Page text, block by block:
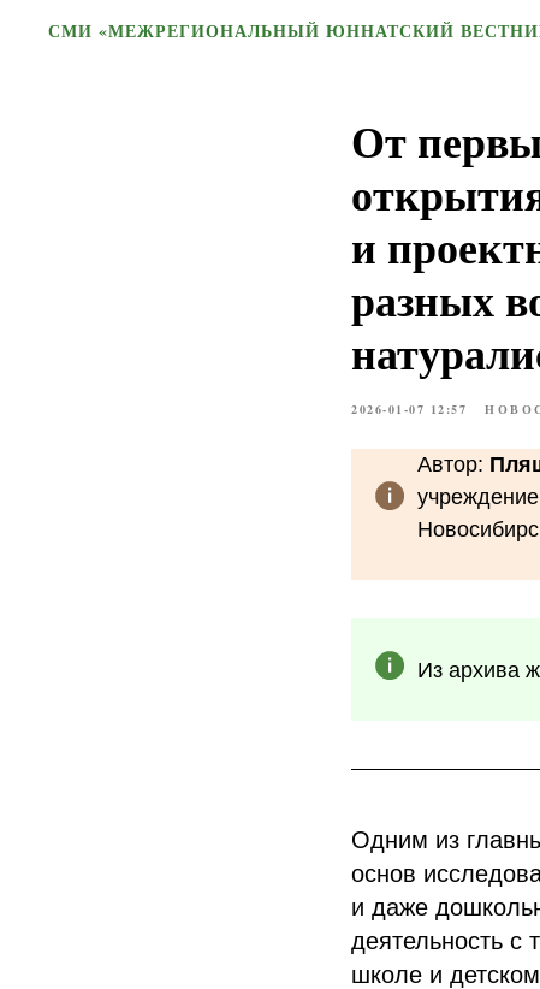
СМИ «МЕЖРЕГИОНАЛЬНЫЙ ЮННАТСКИЙ
От
и
разных
2026-01-07 12:57
Автор:
Из архива
Одним из
основ
и даже
деятельность с
школе и